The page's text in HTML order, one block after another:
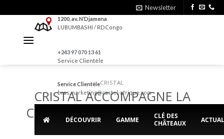
to
Newsletter
1200, av. N’Djamena
LUBUMBASHI / RDCongo
+243 97 070 13 61
Service Clientèle
Service Clientèle
bras.marketing@castel-afrique.com
DÉCOUVRIR GAMME
CLÉ DES
CHÂTEAUX
CRISTAL
CRISTAL ACCOMPAGNE LA
CLOTURE SAISON 2018-2019